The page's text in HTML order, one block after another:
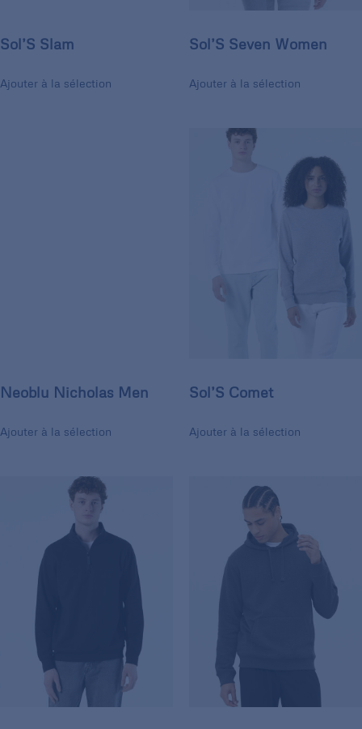
Sol’S Slam
Ajouter à la sélection
Sol’S Seven Women
Ajouter à la sélection
Neoblu Nicholas Men
Ajouter à la sélection
Sol’S Comet
Ajouter à la sélection